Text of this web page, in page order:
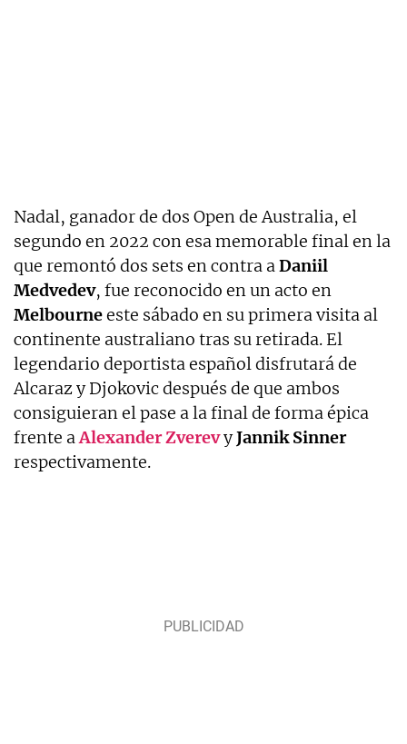
Nadal, ganador de dos Open de Australia, el
segundo en 2022 con esa memorable final en la
que remontó dos sets en contra aDaniil
Medvedev, fue reconocido en un acto en
Melbourneeste sábado en su primera visita al
continente australiano tras su retirada. El
legendario deportista español disfrutará de
Alcaraz y Djokovic después de que ambos
consiguieran el pase a la final de forma épica
frente aAlexander ZverevyJannik Sinner
respectivamente.